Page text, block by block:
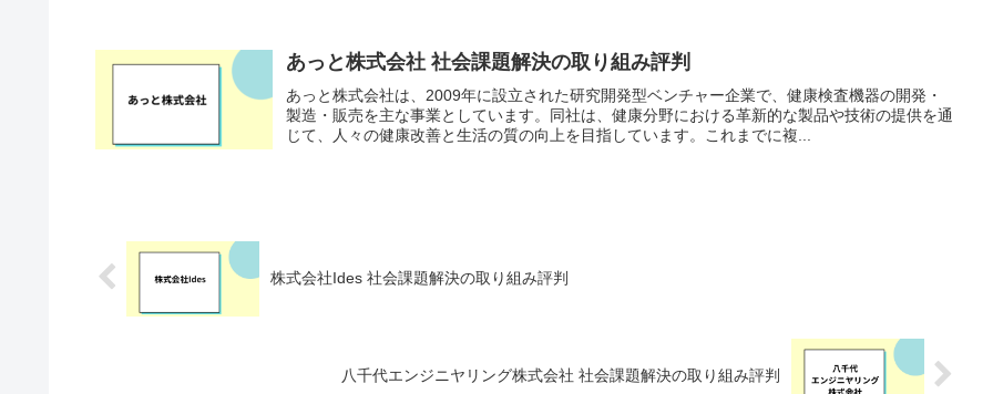
あっと株式会社 社会課題解決の取り組み評判
あっと株式会社は、2009年に設立された研究開発型ベンチャー企業で、健康検査機器の開発・
製造・販売を主な事業としています。同社は、健康分野における革新的な製品や技術の提供を通
じて、人々の健康改善と生活の質の向上を目指しています。これまでに複...
株式会社Ides 社会課題解決の取り組み評判
八千代エンジニヤリング株式会社 社会課題解決の取り組み評判